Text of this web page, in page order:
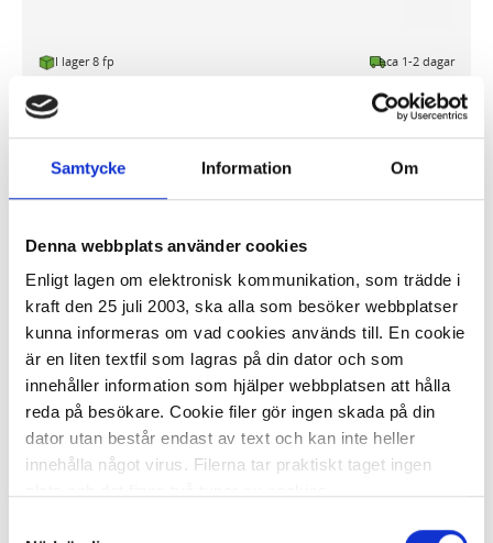
Samtycke Information Om
Denna webbplats använder cookies
Enligt lagen om elektronisk kommunikation, som trädde i
kraft den 25 juli 2003, ska alla som besöker webbplatser
kunna informeras om vad cookies används till. En cookie
är en liten textfil som lagras på din dator och som
innehåller information som hjälper webbplatsen att hålla
reda på besökare. Cookie filer gör ingen skada på din
dator utan består endast av text och kan inte heller
innehålla något virus. Filerna tar praktiskt taget ingen
I lager 8 fp ca 1-2 dagar
-
76,71 kr/st
I lager 13 st ca 1-2 dagar
- + KÖP